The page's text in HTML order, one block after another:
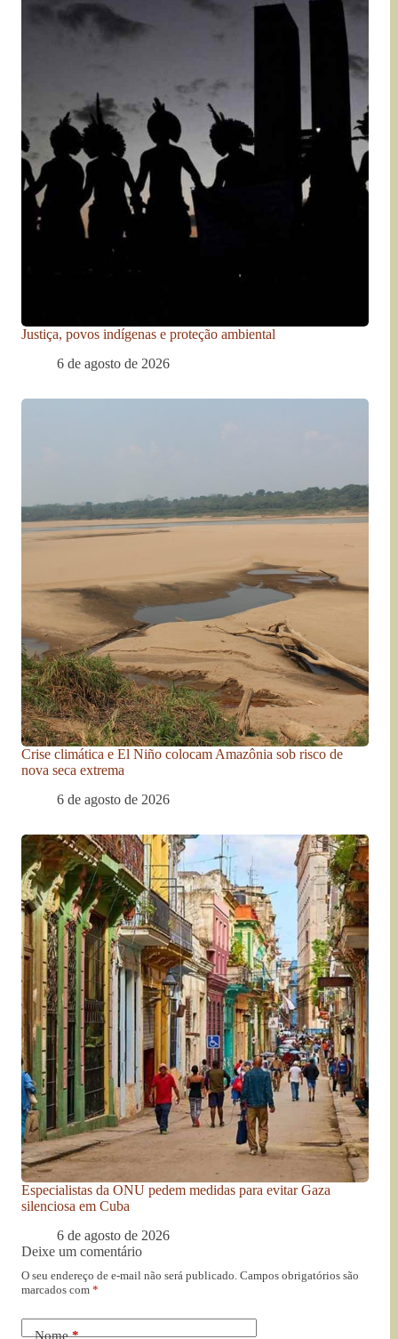
Justiça, povos indígenas e proteção ambiental
6 de agosto de 2026
Crise climática e El Niño colocam Amazônia sob risco de
nova seca extrema
6 de agosto de 2026
Especialistas da ONU pedem medidas para evitar Gaza
silenciosa em Cuba
6 de agosto de 2026
Deixe um comentário
O seu endereço de e-mail não será publicado. Campos obrigatórios são
marcados com *
Nome*